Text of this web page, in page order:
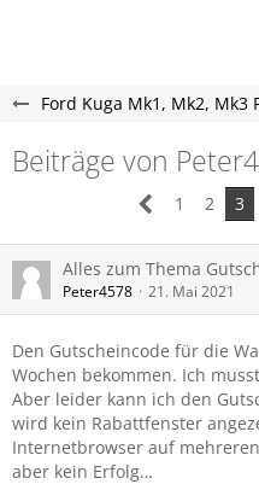
Ford Kuga Mk1, Mk2, Mk3
Beiträge von
1 2 3
Alles zum Thema
Peter4578 21. Mai 2021
Den Gutscheincode für die
Wochen bekommen. Ich
Aber leider kann ich den
wird kein Rabattfenster
Internetbrowser auf
aber kein Erfolg…